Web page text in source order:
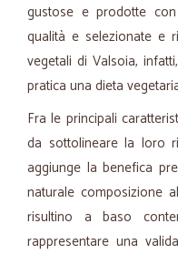
gustose e prodotte
qualità e selezionate e
vegetali di Valsoia,
pratica una dieta
Fra le principali
da sottolineare la loro
aggiunge la benefica
naturale composizione
risultino a baso
rappresentare una